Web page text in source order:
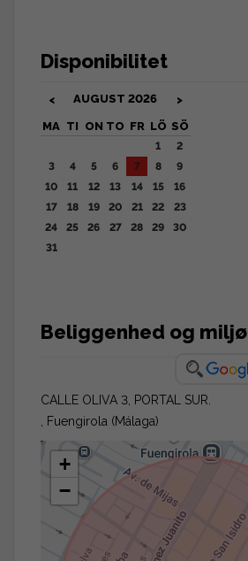
Disponibilitet
< AUGUST 2026
>
MA TI ON TO FR LÖ SÖ
1
2
3
4 5 6 7 8
9
10
11 12 13 14 15
16
17
18 19 20 21 22
23
24
25 26 27 28 29
30
31
Beliggenhed og miljø
CALLE OLIVA 3, PORTAL SUR.
, Fuengirola (Málaga)
+
−